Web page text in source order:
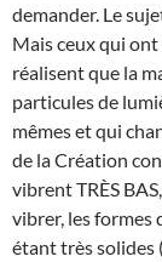
demander. Le
Mais ceux qui
réalisent que la
particules de
mêmes et qui
de la Création
vibrent TRÈS
vibrer, les formes
étant très solides